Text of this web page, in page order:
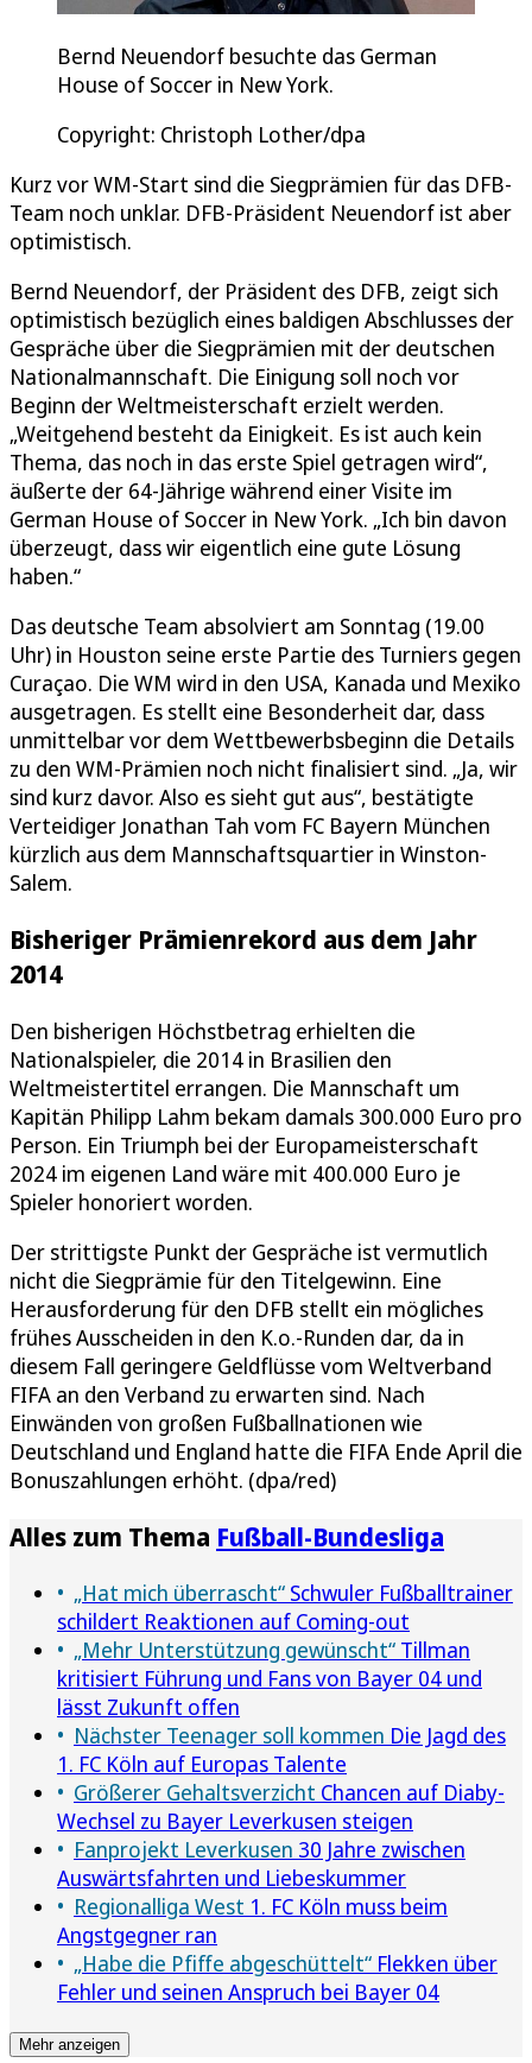
Bernd Neuendorf besuchte das German
House of Soccer in New York.
Copyright: Christoph Lother/dpa
Kurz vor WM-Start sind die Siegprämien für das DFB-
Team noch unklar. DFB-Präsident Neuendorf ist aber
optimistisch.
Bernd Neuendorf, der Präsident des DFB, zeigt sich
optimistisch bezüglich eines baldigen Abschlusses der
Gespräche über die Siegprämien mit der deutschen
Nationalmannschaft. Die Einigung soll noch vor
Beginn der Weltmeisterschaft erzielt werden.
„Weitgehend besteht da Einigkeit. Es ist auch kein
Thema, das noch in das erste Spiel getragen wird“,
äußerte der 64-Jährige während einer Visite im
German House of Soccer in New York. „Ich bin davon
überzeugt, dass wir eigentlich eine gute Lösung
haben.“
Das deutsche Team absolviert am Sonntag (19.00
Uhr) in Houston seine erste Partie des Turniers gegen
Curaçao. Die WM wird in den USA, Kanada und Mexiko
ausgetragen. Es stellt eine Besonderheit dar, dass
unmittelbar vor dem Wettbewerbsbeginn die Details
zu den WM-Prämien noch nicht finalisiert sind. „Ja, wir
sind kurz davor. Also es sieht gut aus“, bestätigte
Verteidiger Jonathan Tah vom FC Bayern München
kürzlich aus dem Mannschaftsquartier in Winston-
Salem.
Bisheriger Prämienrekord aus dem Jahr
2014
Den bisherigen Höchstbetrag erhielten die
Nationalspieler, die 2014 in Brasilien den
Weltmeistertitel errangen. Die Mannschaft um
Kapitän Philipp Lahm bekam damals 300.000 Euro pro
Person. Ein Triumph bei der Europameisterschaft
2024 im eigenen Land wäre mit 400.000 Euro je
Spieler honoriert worden.
Der strittigste Punkt der Gespräche ist vermutlich
nicht die Siegprämie für den Titelgewinn. Eine
Herausforderung für den DFB stellt ein mögliches
frühes Ausscheiden in den K.o.-Runden dar, da in
diesem Fall geringere Geldflüsse vom Weltverband
FIFA an den Verband zu erwarten sind. Nach
Einwänden von großen Fußballnationen wie
Deutschland und England hatte die FIFA Ende April die
Bonuszahlungen erhöht. (dpa/red)
Alles zum Thema Fußball-Bundesliga
„Hat mich überrascht“ Schwuler Fußballtrainer
schildert Reaktionen auf Coming-out
„Mehr Unterstützung gewünscht“ Tillman
kritisiert Führung und Fans von Bayer 04 und
lässt Zukunft offen
Nächster Teenager soll kommen Die Jagd des
1. FC Köln auf Europas Talente
Größerer Gehaltsverzicht Chancen auf Diaby-
Wechsel zu Bayer Leverkusen steigen
Fanprojekt Leverkusen 30 Jahre zwischen
Auswärtsfahrten und Liebeskummer
Regionalliga West 1. FC Köln muss beim
Angstgegner ran
„Habe die Pfiffe abgeschüttelt“ Flekken über
Fehler und seinen Anspruch bei Bayer 04
Mehr anzeigen